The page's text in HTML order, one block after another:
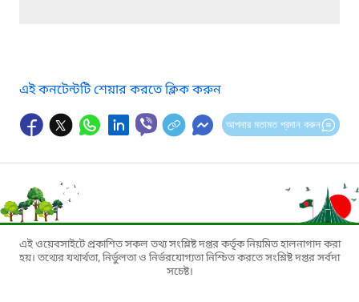
এই কনটেন্টটি শেয়ার করতে ক্লিক করুন
আপনার মতামত প্রদান করুন
এই ওয়েবসাইটে প্রকাশিত সকল তথ্য সংশ্লিষ্ট দপ্তর কর্তৃক নিয়মিত হালনাগাদ করা
হয়। তথ্যের যথার্থতা, নির্ভুলতা ও নির্ভরযোগ্যতা নিশ্চিত করতে সংশ্লিষ্ট দপ্তর সর্বদা
সচেষ্ট।